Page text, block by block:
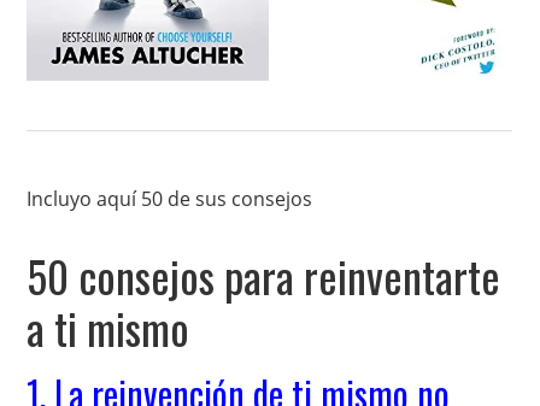
Incluyo aquí 50 de sus consejos
50 consejos para reinventarte
a ti mismo
1. La reinvención de ti mismo no